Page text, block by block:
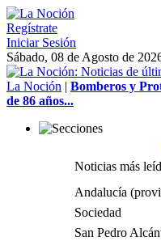
Regístrate
Iniciar Sesión
Sábado, 08 de Agosto de
La Noción | Bomberos y
de 86 años...
Noticias más
Andalucía
Sociedad
San Pedro